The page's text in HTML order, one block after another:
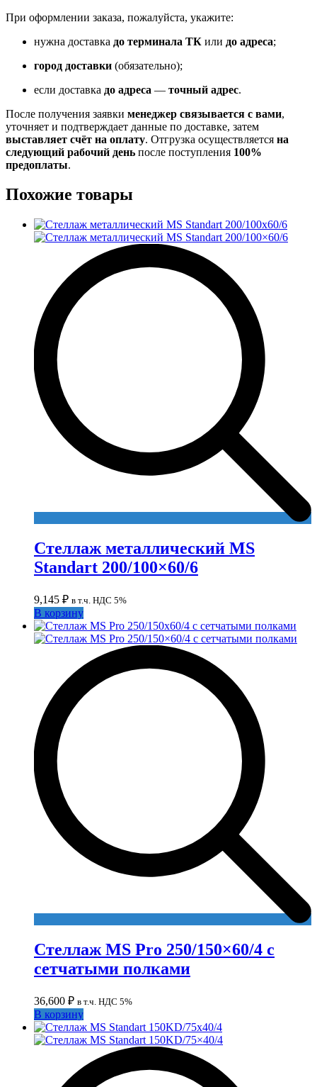
При оформлении заказа, пожалуйста, укажите:
нужна доставка до терминала ТК или до адреса;
город доставки (обязательно);
если доставка до адреса — точный адрес.
После получения заявки менеджер связывается с вами,
уточняет и подтверждает данные по доставке, затем
выставляет счёт на оплату. Отгрузка осуществляется на
следующий рабочий день после поступления 100%
предоплаты.
Похожие товары
Стеллаж металлический MS
Standart 200/100×60/6
9,145 ₽ в т.ч. НДС 5%
В корзину
Стеллаж MS Pro 250/150×60/4 с
сетчатыми полками
36,600 ₽ в т.ч. НДС 5%
В корзину